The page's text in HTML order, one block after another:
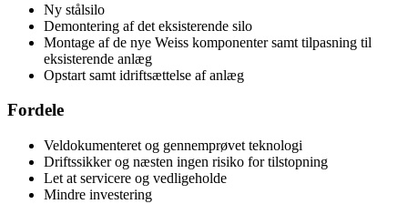
Ny stålsilo
Demontering af det eksisterende silo
Montage af de nye Weiss komponenter samt tilpasning til
eksisterende anlæg
Opstart samt idriftsættelse af anlæg
Fordele
Veldokumenteret og gennemprøvet teknologi
Driftssikker og næsten ingen risiko for tilstopning
Let at servicere og vedligeholde
Mindre investering